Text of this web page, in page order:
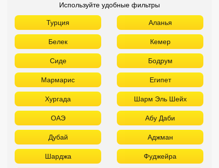
Используйте удобные фильтры
Турция Аланья
Белек Кемер
Сиде Бодрум
Мармарис Египет
Хургада Шарм Эль Шейх
ОАЭ Абу Даби
Дубай Аджман
Шарджа Фуджейра